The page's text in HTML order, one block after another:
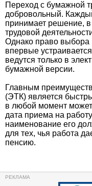
Переход с бумажной
добровольный.
принимает решение, в
трудовой
Однако право выбора
впервые
ведутся только в
бумажной версии.
Главным
(ЭТК) является
в любой момент
дата приема на
наименование его
для тех, чья работа
пенсию.